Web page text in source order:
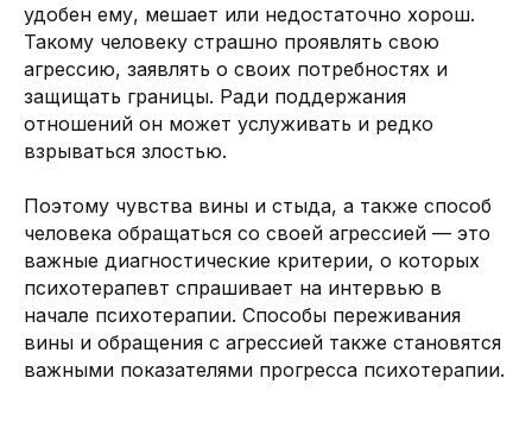
удобен ему, мешает или недостаточно хорош.
Такому человеку страшно проявлять свою
агрессию, заявлять о своих потребностях и
защищать границы. Ради поддержания
отношений он может услуживать и редко
взрываться злостью.
Поэтому чувства вины и стыда, а также способ
человека обращаться со своей агрессией — это
важные диагностические критерии, о которых
психотерапевт спрашивает на интервью в
начале психотерапии. Способы переживания
вины и обращения с агрессией также становятся
важными показателями прогресса психотерапии.